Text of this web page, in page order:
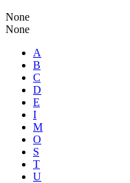
None
None
A
B
C
D
E
I
M
O
S
T
U